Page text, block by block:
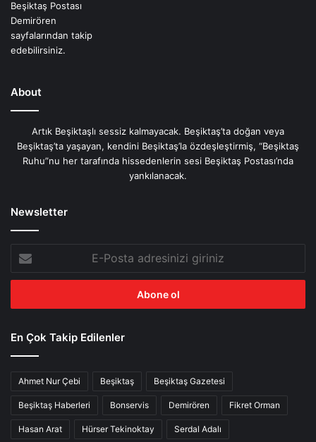
About
Artık Beşiktaşlı sessiz kalmayacak. Beşiktaş’ta doğan veya
Beşiktaş’ta yaşayan, kendini Beşiktaş’la özdeşleştirmiş, “Beşiktaş
Ruhu”nu her tarafında hissedenlerin sesi Beşiktaş Postası’nda
yankılanacak.
Newsletter
Posta
adresinizi
En Çok Takip Edilenler
Ahmet Nur Çebi Beşiktaş Beşiktaş Gazetesi
Beşiktaş Haberleri Bonservis Demirören Fikret Orman
Hasan Arat Hürser Tekinoktay Serdal Adalı